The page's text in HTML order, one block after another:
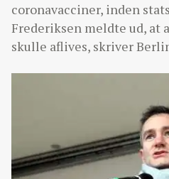
coronavacciner, inden
Frederiksen meldte ud, at
skulle aflives, skriver